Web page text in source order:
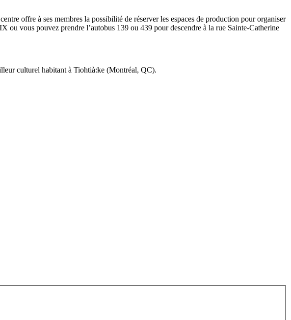
offre à ses membres la possibilité de réserver les espaces de production pour organiser
ou vous pouvez prendre l’autobus 139 ou 439 pour descendre à la rue Sainte-Catherine
culturel habitant à Tiohtià:ke (Montréal, QC).